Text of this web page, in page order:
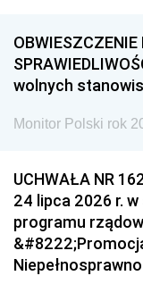
wolnych
Monitor Polski rok
UCHWAŁA NR
24 lipca 2026 r.
programu